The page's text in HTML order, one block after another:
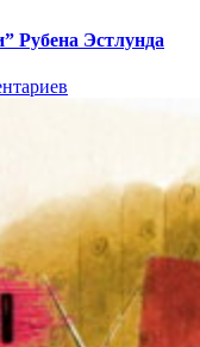
Рубена Эстлунда